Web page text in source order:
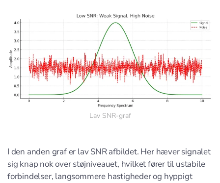
Lav SNR-graf
I den anden graf er lav SNR afbildet. Her hæver signalet
sig knap nok over støjniveauet, hvilket fører til ustabile
forbindelser, langsommere hastigheder og hyppigt